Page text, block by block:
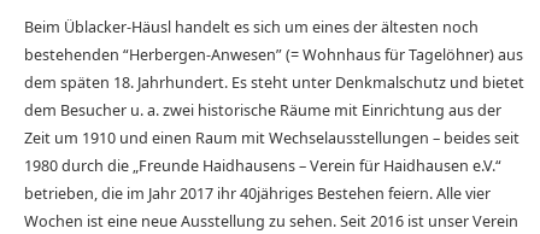
Beim Üblacker-Häusl handelt es sich um eines der ältesten noch
bestehenden “Herbergen-Anwesen” (= Wohnhaus für Tagelöhner) aus
dem späten 18. Jahrhundert. Es steht unter Denkmalschutz und bietet
dem Besucher u. a. zwei historische Räume mit Einrichtung aus der
Zeit um 1910 und einen Raum mit Wechselausstellungen – beides seit
1980 durch die „Freunde Haidhausens – Verein für Haidhausen e.V.“
betrieben, die im Jahr 2017 ihr 40jähriges Bestehen feiern. Alle vier
Wochen ist eine neue Ausstellung zu sehen. Seit 2016 ist unser Verein